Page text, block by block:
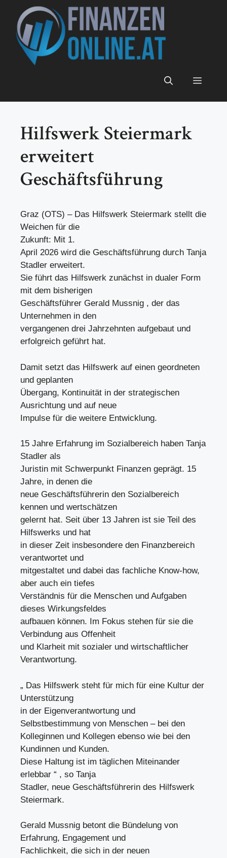
Inhalt
springen
Menü
Hilfswerk Steiermark
erweitert
Geschäftsführung
Graz (OTS) – Das Hilfswerk Steiermark stellt die
Weichen für die
Zukunft: Mit 1.
April 2026 wird die Geschäftsführung durch Tanja
Stadler erweitert.
Sie führt das Hilfswerk zunächst in dualer Form
mit dem bisherigen
Geschäftsführer Gerald Mussnig , der das
Unternehmen in den
vergangenen drei Jahrzehnten aufgebaut und
erfolgreich geführt hat.
Damit setzt das Hilfswerk auf einen geordneten
und geplanten
Übergang, Kontinuität in der strategischen
Ausrichtung und auf neue
Impulse für die weitere Entwicklung.
15 Jahre Erfahrung im Sozialbereich haben Tanja
Stadler als
Juristin mit Schwerpunkt Finanzen geprägt. 15
Jahre, in denen die
neue Geschäftsführerin den Sozialbereich
kennen und wertschätzen
gelernt hat. Seit über 13 Jahren ist sie Teil des
Hilfswerks und hat
in dieser Zeit insbesondere den Finanzbereich
verantwortet und
mitgestaltet und dabei das fachliche Know-how,
aber auch ein tiefes
Verständnis für die Menschen und Aufgaben
dieses Wirkungsfeldes
aufbauen können. Im Fokus stehen für sie die
Verbindung aus Offenheit
und Klarheit mit sozialer und wirtschaftlicher
Verantwortung.
„ Das Hilfswerk steht für mich für eine Kultur der
Unterstützung
in der Eigenverantwortung und
Selbstbestimmung von Menschen – bei den
Kolleginnen und Kollegen ebenso wie bei den
Kundinnen und Kunden.
Diese Haltung ist im täglichen Miteinander
erlebbar “ , so Tanja
Stadler, neue Geschäftsführerin des Hilfswerk
Steiermark.
Gerald Mussnig betont die Bündelung von
Erfahrung, Engagement und
Fachlichkeit, die sich in der neuen